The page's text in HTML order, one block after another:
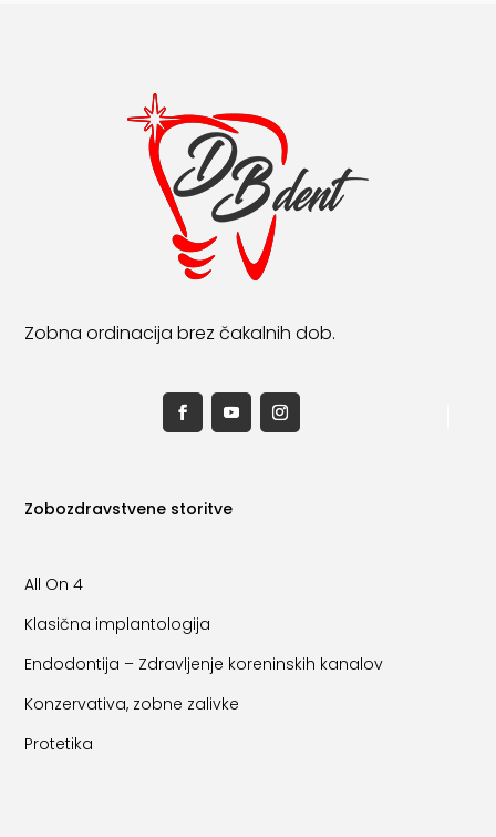
Zobna ordinacija brez čakalnih dob.
Zobozdravstvene storitve
All On 4
Klasična implantologija
Endodontija – Zdravljenje koreninskih kanalov
Konzervativa, zobne zalivke
Protetika